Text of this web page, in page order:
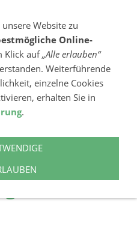
68165 MANNHEIM
Website zu
Online-
Klick auf„Alle erlauben“
Weiterführende
einzelne Cookies
erhalten Sie in
.